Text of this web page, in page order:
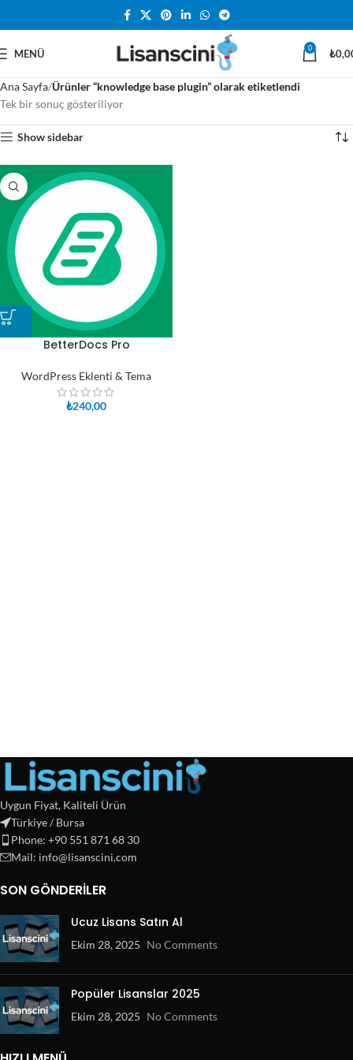
MENÜ 0 ₺
Ana Sayfa Ürünler “knowledge base plugin” olarak etiketlendi
Tek bir sonuç gösteriliyor
Show sidebar
BetterDocs Pro
WordPress Eklenti & Tema
₺240,00
Uygun Fiyat, Kaliteli Ürün
Türkiye / Bursa
Phone: +90 551 871 68 30
Mail: info@lisanscini.com
SON GÖNDERILER
Ucuz Lisans Satın Al
Ekim 28, 2025 No Comments
Popüler Lisanslar 2025
Ekim 28, 2025 No Comments